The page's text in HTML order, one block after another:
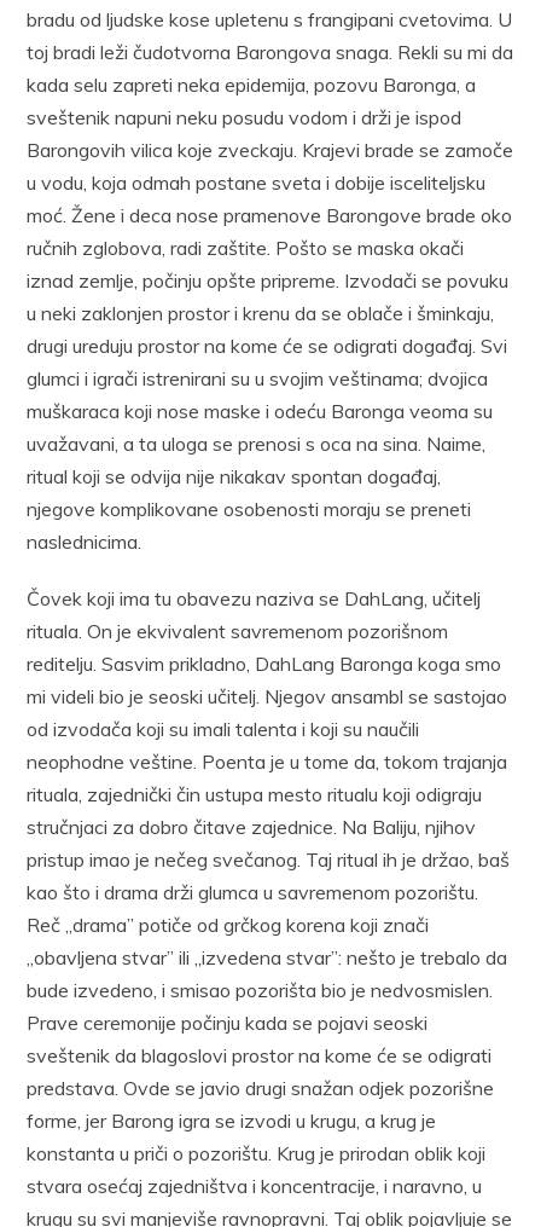
bradu od ljudske kose upletenu s frangipani cvetovima. U
toj bradi leži čudotvorna Barongova snaga. Rekli su mi da
kada selu zapreti neka epidemija, pozovu Baronga, a
sveštenik napuni neku posudu vodom i drži je ispod
Barongovih vilica koje zveckaju. Krajevi brade se zamoče
u vodu, koja odmah postane sveta i dobije isceliteljsku
moć. Žene i deca nose pramenove Barongove brade oko
ručnih zglobova, radi zaštite. Pošto se maska okači
iznad zemlje, počinju opšte pripreme. Izvodači se povuku
u neki zaklonjen prostor i krenu da se oblače i šminkaju,
drugi ureduju prostor na kome će se odigrati događaj. Svi
glumci i igrači istrenirani su u svojim veštinama; dvojica
muškaraca koji nose maske i odeću Baronga veoma su
uvažavani, a ta uloga se prenosi s oca na sina. Naime,
ritual koji se odvija nije nikakav spontan događaj,
njegove komplikovane osobenosti moraju se preneti
naslednicima.
Čovek koji ima tu obavezu naziva se DahLang, učitelj
rituala. On je ekvivalent savremenom pozorišnom
reditelju. Sasvim prikladno, DahLang Baronga koga smo
mi videli bio je seoski učitelj. Njegov ansambl se sastojao
od izvodača koji su imali talenta i koji su naučili
neophodne veštine. Poenta je u tome da, tokom trajanja
rituala, zajednički čin ustupa mesto ritualu koji odigraju
stručnjaci za dobro čitave zajednice. Na Baliju, njihov
pristup imao je nečeg svečanog. Taj ritual ih je držao, baš
kao što i drama drži glumca u savremenom pozorištu.
Reč „drama” potiče od grčkog korena koji znači
„obavljena stvar” ili „izvedena stvar”: nešto je trebalo da
bude izvedeno, i smisao pozorišta bio je nedvosmislen.
Prave ceremonije počinju kada se pojavi seoski
sveštenik da blagoslovi prostor na kome će se odigrati
predstava. Ovde se javio drugi snažan odjek pozorišne
forme, jer Barong igra se izvodi u krugu, a krug je
konstanta u priči o pozorištu. Krug je prirodan oblik koji
stvara osećaj zajedništva i koncentracije, i naravno, u
krugu su svi manjeviše ravnopravni. Taj oblik pojavljuje se